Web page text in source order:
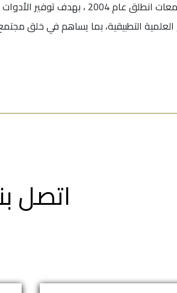
يُذكر أن مشروع دعم البحث والابداع
اتصل